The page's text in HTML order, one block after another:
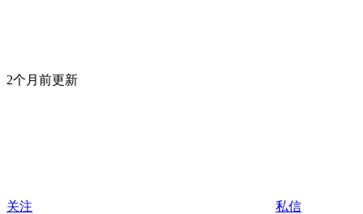
2个月前更新
关注 私信